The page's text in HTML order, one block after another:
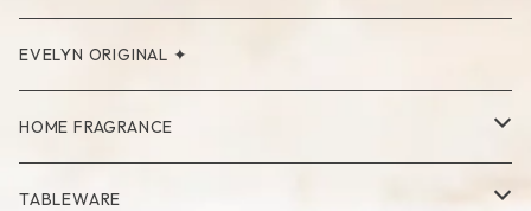
PIERCE
NECKLACE
RING
EVELYN ORIGINAL ✦
HOME FRAGRANCE
Palo Santo
TABLEWARE